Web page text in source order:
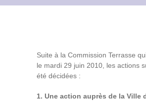
Suite à la Commission Terrasse
le mardi 29 juin 2010, les actions
été décidées :
1. Une action auprès de la Ville